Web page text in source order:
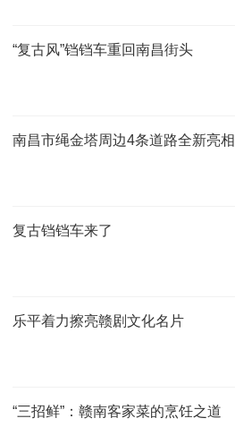
“复古风”铛铛车重回南昌街头
南昌市绳金塔周边4条道路全新亮相
复古铛铛车来了
乐平着力擦亮赣剧文化名片
“三招鲜”：赣南客家菜的烹饪之道